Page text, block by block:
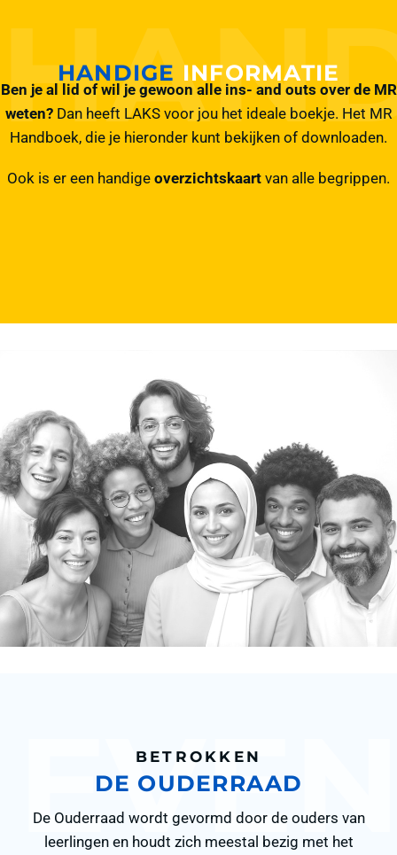
HANDIGE INFORMATIE
Ben je al lid of wil je gewoon alle ins- and outs over de MR
weten? Dan heeft LAKS voor jou het ideale boekje. Het MR
Handboek, die je hieronder kunt bekijken of downloaden.
Ook is er een handige overzichtskaart van alle begrippen.
BETROKKEN
DE OUDERRAAD
De Ouderraad wordt gevormd door de ouders van
leerlingen en houdt zich meestal bezig met het